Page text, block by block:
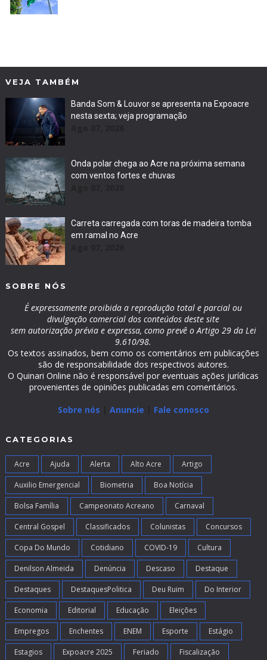
VEJA TAMBÉM
Banda Som & Louvor se apresenta na Expoacre
nesta sexta; veja programação
Onda polar chega ao Acre na próxima semana
com ventos fortes e chuvas
Carreta carregada com toras de madeira tomba
em ramal no Acre
SOBRE NÓS
É expressamente proibida a reprodução total e parcial ou
divulgação comercial dos conteúdos deste site
sem autorização prévia e expressa, como prevê o Artigo 29 da Lei
9.610/98.
Os textos assinados, bem como os comentários em publicações
são de responsabilidade dos respectivos autores.
O Quinari Online não é responsável por eventuais ações jurídicas
provenientes de opiniões publicadas em comentários.
Sobre nós
Anuncie Fale conosco
CATEGORIAS
Acre Ajuda Alerta Alto Acre Artigo
Auxilio Emergencial Biometria Boa Notícia
Bolsa Família Campeonato Acreano Carnaval
Central Gospel Classificados Colunistas Concursos
Copa Do Mundo Cotidiano COVID-19 Cultura
Denilson Almeida Denúncia Descaso Destaque
Destaques DestaquesPolitica Deu Ruim Do Interior
Economia Editorial Educação Eleições
Empregos Enchentes ENEM Esporte Estágio
Estagios Expoacre 2025 Feriado Fiscalização